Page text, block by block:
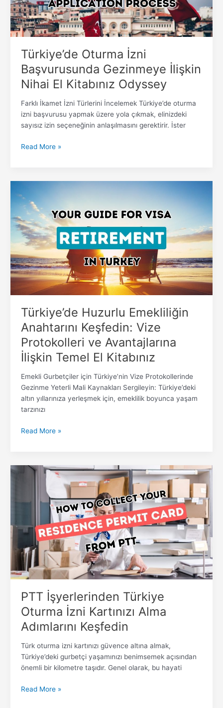
Türkiye’de Oturma İzni
Başvurusunda Gezinmeye İlişkin
Nihai El Kitabınız Odyssey
Farklı İkamet İzni Türlerini İncelemek Türkiye’de oturma
izni başvurusu yapmak üzere yola çıkmak, elinizdeki
sayısız izin seçeneğinin anlaşılmasını gerektirir. İster
El
Kitabınız
Odyssey
Read More »
Türkiye’de Huzurlu Emekliliğin
Anahtarını Keşfedin: Vize
Protokolleri ve Avantajlarına
İlişkin Temel El Kitabınız
Emekli Gurbetçiler için Türkiye’nin Vize Protokollerinde
Gezinme Yeterli Mali Kaynakları Sergileyin: Türkiye’deki
altın yıllarınıza yerleşmek için, emeklilik boyunca yaşam
tarzınızı
Huzurlu
Emekliliğin
Anahtarını
Keşfedin:
Vize
Protokolleri
ve
Avantajlarına
Temel
El
Kitabınız
Read More »
PTT İşyerlerinden Türkiye
Oturma İzni Kartınızı Alma
Adımlarını Keşfedin
Türk oturma izni kartınızı güvence altına almak,
Türkiye’deki gurbetçi yaşamınızı benimsemek açısından
önemli bir kilometre taşıdır. Genel olarak, bu hayati
PTT
Oturma
Kartınızı
Alma
Adımlarını
Keşfedin
Read More »